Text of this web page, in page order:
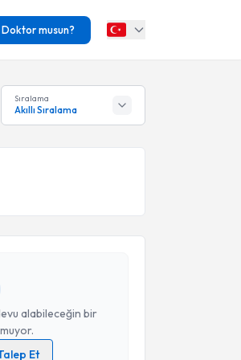
Doktor musun?
Sıralama
Akıllı Sıralama
alabileceğin bir
Et